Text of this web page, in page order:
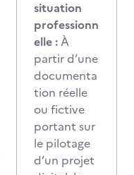
situation
professionn
elle :À
partir d’une
documenta
tion réelle
ou fictive
portant sur
le pilotage
d’un projet